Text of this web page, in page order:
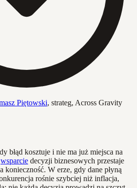
Piętowski, strateg, Across Gravity
błąd kosztuje i nie ma już miejsca na
wsparcie decyzji biznesowych przestaje
konieczność. W erze, gdy dane płyną
rośnie szybciej niż inflacja,